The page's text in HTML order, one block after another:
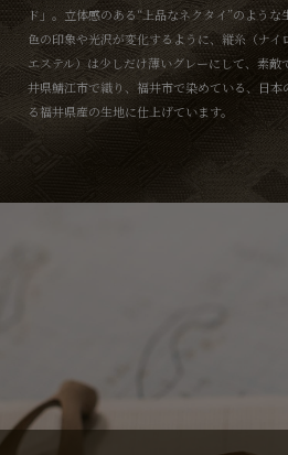
ド」。立体感のある“上品なネクタイ”のよう
色の印象や光沢が変化するように、縦糸（ナイ
エステル）は少しだけ薄いグレーにして、素
井県鯖江市で織り、福井市で染めている、日
る福井県産の生地に仕上げています。